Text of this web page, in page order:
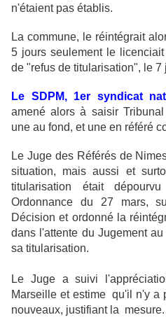
n'étaient pas établis.
La commune, le réintégrait
5 jours seulement le
de "refus de titularisation", le 7
Le SDPM, 1er syndicat
amené alors à saisir
une au fond, et une en référé
Le Juge des Référés de
situation, mais aussi et
titularisation était
Ordonnance du 27 mars,
Décision et ordonné la
dans l'attente du Jugement
sa titularisation.
Le Juge a suivi
Marseille et estime qu'il n'y a
nouveaux, justifiant la mesure.